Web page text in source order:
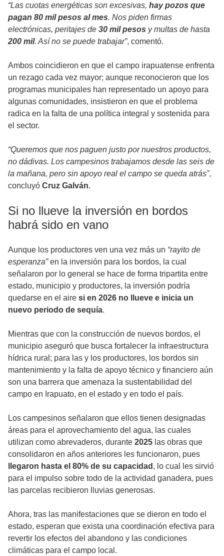
“Las cuotas energéticas son excesivas, hay pozos que
pagan 80 mil pesos al mes. Nos piden firmas
electrónicas, peritajes de 30 mil pesos y multas de hasta
200 mil. Así no se puede trabajar”, comentó.
Ambos coincidieron en que el campo irapuatense enfrenta
un rezago cada vez mayor; aunque reconocieron que los
programas municipales han representado un apoyo para
algunas comunidades, insistieron en que el problema
radica en la falta de una política integral y sostenida para
el sector.
“Queremos que nos paguen justo por nuestros productos,
no dádivas. Los campesinos trabajamos desde las seis de
la mañana, pero sin apoyo real el campo se queda atrás”,
concluyó Cruz Galván.
Si no llueve la inversión en bordos
habrá sido en vano
Aunque los productores ven una vez más un “rayito de
esperanza”en la inversión para los bordos, la cual
señalaron por lo general se hace de forma tripartita entre
estado, municipio y productores, la inversión podría
quedarse en el aire si en 2026 no llueve e inicia un
nuevo periodo de sequía.
Mientras que con la construcción de nuevos bordos, el
municipio aseguró que busca fortalecer la infraestructura
hídrica rural; para las y los productores, los bordos sin
mantenimiento y la falta de apoyo técnico y financiero aún
son una barrera que amenaza la sustentabilidad del
campo en Irapuato, en el estado y en todo el país.
Los campesinos señalaron que ellos tienen designadas
áreas para el aprovechamiento del agua, las cuales
utilizan como abrevaderos, durante 2025 las obras que
consolidaron en años anteriores les funcionaron, pues
llegaron hasta el 80% de su capacidad , lo cual les sirvió
para el impulso sobre todo de la actividad ganadera, pues
las parcelas recibieron lluvias generosas.
Ahora, tras las manifestaciones que se dieron en todo el
estado, esperan que exista una coordinación efectiva para
revertir los efectos del abandono y las condiciones
climáticas para el campo local.